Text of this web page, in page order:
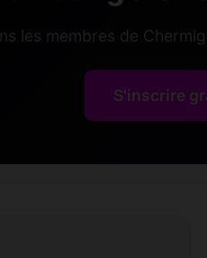
les membres de
S'inscrire